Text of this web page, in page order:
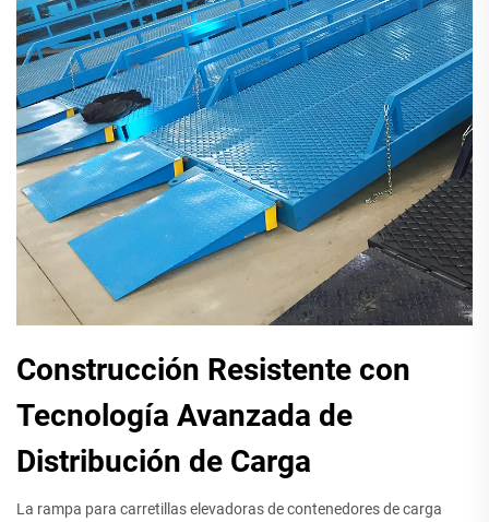
Construcción Resistente con
Tecnología Avanzada de
Distribución de Carga
La rampa para carretillas elevadoras de contenedores de carga